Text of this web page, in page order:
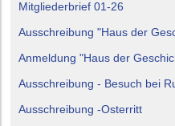
Mitgliederbrief 01-26
Ausschreibung "Haus der
Anmeldung "Haus der
Ausschreibung - Besuch bei
Ausschreibung -Osterritt